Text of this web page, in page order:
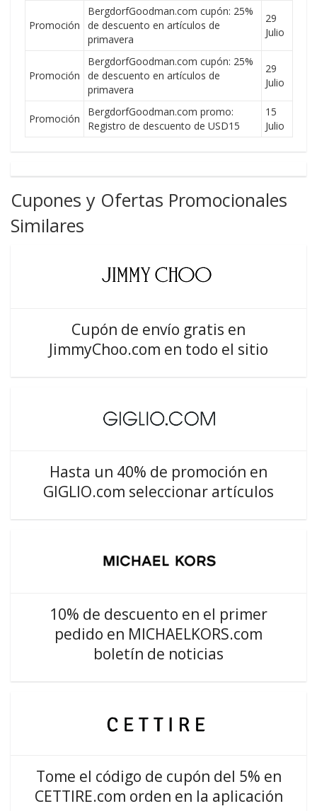
Promoción
BergdorfGoodman.com cupón: 25%
de descuento en artículos de
primavera
29
Julio
Promoción
BergdorfGoodman.com cupón: 25%
de descuento en artículos de
primavera
29
Julio
Promoción
BergdorfGoodman.com promo:
Registro de descuento de USD15
15
Julio
Cupones y Ofertas Promocionales
Similares
Cupón de envío gratis en
JimmyChoo.com en todo el sitio
Hasta un 40% de promoción en
GIGLIO.com seleccionar artículos
10% de descuento en el primer
pedido en MICHAELKORS.com
boletín de noticias
Tome el código de cupón del 5% en
CETTIRE.com orden en la aplicación